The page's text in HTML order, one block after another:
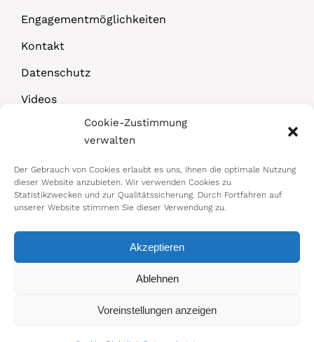
Cookie-Zustimmung
verwalten
Der Gebrauch von Cookies erlaubt es uns, Ihnen die optimale Nutzung
dieser Website anzubieten. Wir verwenden Cookies zu
Statistikzwecken und zur Qualitätssicherung. Durch Fortfahren auf
unserer Website stimmen Sie dieser Verwendung zu.
Akzeptieren
Ablehnen
Voreinstellungen anzeigen
Engagementmöglichkeiten
Kontakt
Datenschutz
Videos
© 2026 Bundesministerium für Arbeit,
Konsumentenschutz